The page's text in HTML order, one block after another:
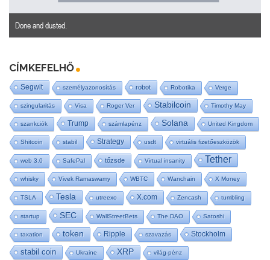
Done and dusted.
CÍMKEFELHŐ
Segwit személyazonosítás robot Robotika Verge
szingularitás Visa Roger Ver Stabilcoin Timothy May
szankciók Trump számlapénz Solana United Kingdom
Shitcoin stabil Strategy usdt virtuális fizetőeszközök
web 3.0 SafePal tőzsde Virtual insanity Tether
whisky Vivek Ramaswamy WBTC Wanchain X Money
TSLA Tesla utreexo X.com Zencash tumbling
startup SEC WallStreetBets The DAO Satoshi
taxation token Ripple szavazás Stockholm
stabil coin Ukraine XRP világ-pénz